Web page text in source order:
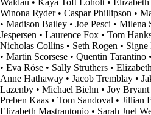
Winona Ryder• Caspar Phillipson •
• Madison Bailey • Joe Pesci • Milena
Jespersen • Laurence Fox • Tom
Nicholas Collins • Seth Rogen • Signe
• Martin Scorsese • Quentin Tarantino •
• Eva Röse • Sally Struthers •
Anne Hathaway • Jacob Tremblay •
Lazenby • Michael Biehn • Joy Bryant
Preben Kaas • Tom Sandoval • Jillian
Elizabeth Mastrantonio • Sarah Juel